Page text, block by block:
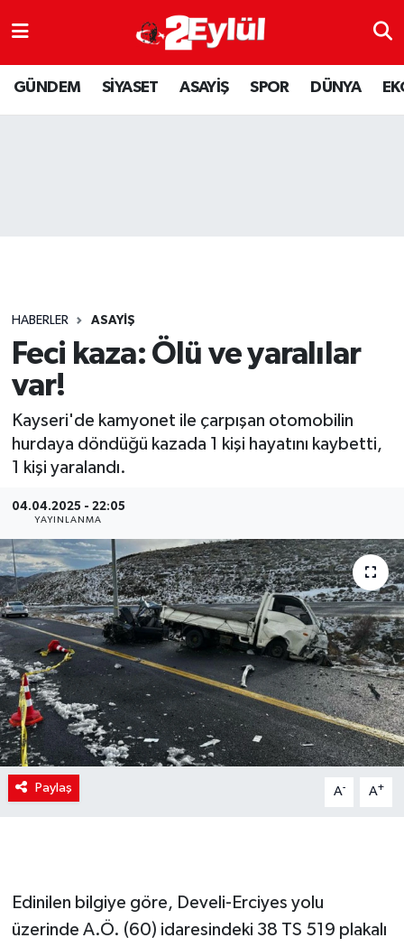
GÜNDEM SİYASET ASAYİŞ SPOR DÜNYA
HABERLER ASAYİŞ
Feci kaza: Ölü ve yaralılar
var!
Kayseri'de kamyonet ile çarpışan otomobilin
hurdaya döndüğü kazada 1 kişi hayatını kaybetti,
1 kişi yaralandı.
04.04.2025 - 22:05
YAYINLANMA
Paylaş A- A+
Edinilen bilgiye göre, Develi-Erciyes yolu
üzerinde A.Ö. (60) idaresindeki 38 TS 519 plakalı
ASAYİŞ
DÜNYA
SPOR
YAŞAM
Nöbetçi Eczaneler
Hava Durumu
Son Dakika Haberleri
Haber Arşivi